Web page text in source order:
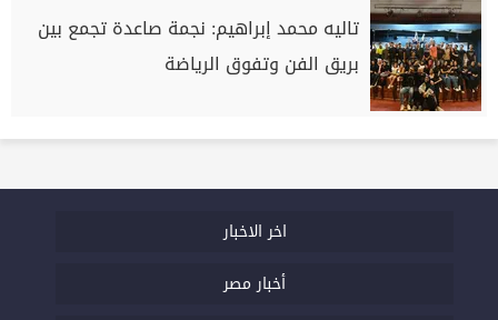
تاليه محمد إبراهيم: نجمة صاعدة تجمع بين
بريق الفن وتفوق الرياضة
اخر الاخبار
أخبار مصر